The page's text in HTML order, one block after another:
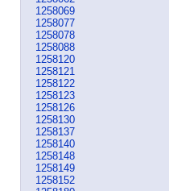
1258069
1258077
1258078
1258088
1258120
1258121
1258122
1258123
1258126
1258130
1258137
1258140
1258148
1258149
1258152